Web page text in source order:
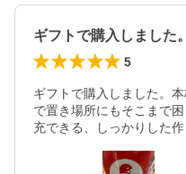
5
ギフトで購入しました。
で置き場所にもそこまで
充できる、しっかりした